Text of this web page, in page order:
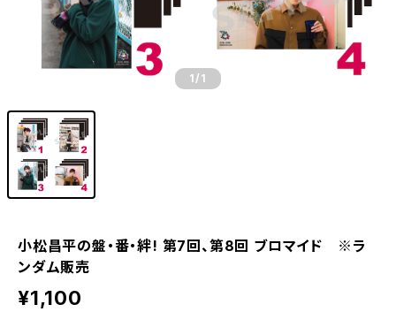
1 /1
小松昌平の盤・番・絆! 第7回、第8回 ブロマイド ※ラ
ンダム販売
¥1,100